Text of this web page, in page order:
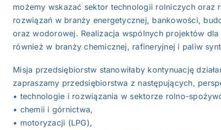
możemy wskazać sektor technologii rolniczych
rozwiązań w branży energetycznej, bankowości,
oraz wodorowej. Realizacja wspólnych projektów
również w branży chemicznej, rafineryjnej i paliw
Misja przedsiębiorstw stanowiłaby kontynuację
zapraszamy przedsiębiorstwa z następujących,
• technologie i rozwiązania w sektorze rolno-
• chemii i górnictwa,
• motoryzacji (LPG),